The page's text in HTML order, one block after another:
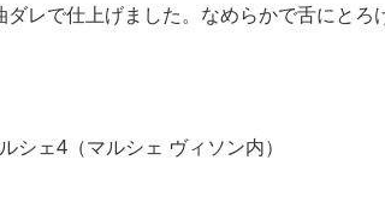
レで仕上げました。なめらかで舌にと
シェ4（マルシェ ヴィソン内）